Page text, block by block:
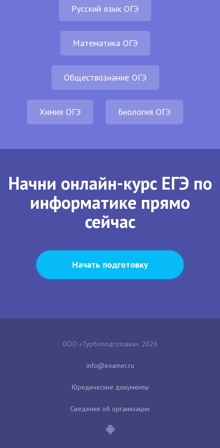
Русский язык ОГЭ
Математика ОГЭ
Обществознание ОГЭ
Химия ОГЭ Биология ОГЭ
Начни онлайн-курс ЕГЭ по
информатике прямо
сейчас
Начать подготовку
ООО «Турбоподготовка», 2026
Юридические документы
Сведения об организации